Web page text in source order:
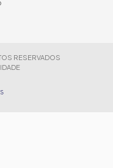
RESERVADOS